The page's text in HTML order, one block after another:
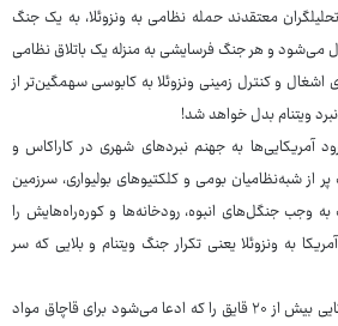
معتقدند حمله نظامی به ونزوئلا، به یک جنگ
می‌شود و هر جنگ فرسایشی به منزله یک باتلاق نظامی
اشغال و کنترل زمینی ونزوئلا به کابوسی سهمگین‌تر از
ویتنام بدل خواهد شد!
آمریکایی‌ها به جهنم نبردهای شهری در کاراکاس و
از شبه‌نظامیان بومی و کلکتیوهای بولیواری، سرزمین
وجب جنگل‌های انبوه، رودخانه‌ها و کوره‌راه‌هایش را
به ونزوئلا یعنی تکرار جنگ ویتنام و بلایی که سر
از سپتامبر تاکنون، نیروهای آمریکایی بیش از ۲۰ قایق را که ادعا می‌شود برای قاچاق مواد